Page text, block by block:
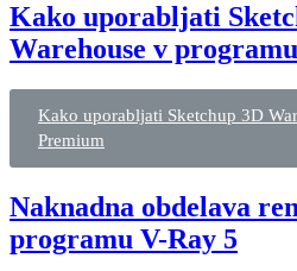
Kako uporabljati
Warehouse v
Kako uporabljati Sketchup 3D
Premium
Naknadna obdelava
programu V-Ray 5